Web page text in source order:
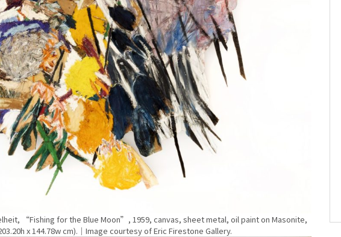
“Fishing for the Blue Moon”, 1959, canvas, sheet metal, oil paint on Masonite,
x 144.78w cm).｜Image courtesy of Eric Firestone Gallery.